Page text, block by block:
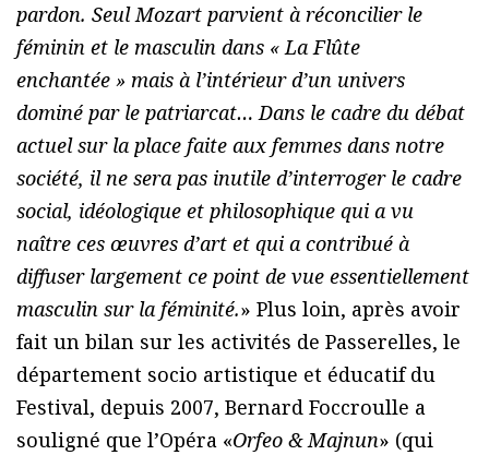
pardon. Seul Mozart parvient à réconcilier le
féminin et le masculin dans « La Flûte
enchantée » mais à l’intérieur d’un univers
dominé par le patriarcat… Dans le cadre du débat
actuel sur la place faite aux femmes dans notre
société, il ne sera pas inutile d’interroger le cadre
social, idéologique et philosophique qui a vu
naître ces œuvres d’art et qui a contribué à
diffuser largement ce point de vue essentiellement
masculin sur la féminité.» Plus loin, après avoir
fait un bilan sur les activités de Passerelles, le
département socio artistique et éducatif du
Festival, depuis 2007, Bernard Foccroulle a
souligné que l’Opéra «Orfeo & Majnun» (qui